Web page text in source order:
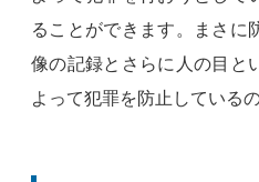
ることができます。まさに
像の記録とさらに人の目と
よって犯罪を防止しているの